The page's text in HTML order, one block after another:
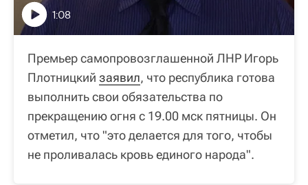
1:08
Премьер самопровозглашенной ЛНР Игорь
Плотницкий заявил, что республика готова
выполнить свои обязательства по
прекращению огня с 19.00 мск пятницы. Он
отметил, что "это делается для того, чтобы
не проливалась кровь единого народа".